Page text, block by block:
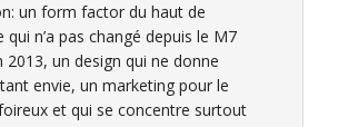
un form factor du haut de
qui n’a pas changé depuis le M7
2013, un design qui ne donne
envie, un marketing pour le
et qui se concentre surtout